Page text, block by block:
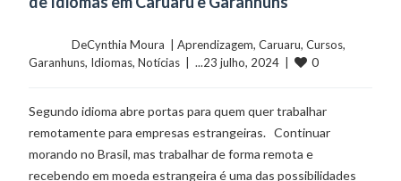
	    	DeCynthia Moura  |
Aprendizagem, Caruaru, Cursos
Garanhuns, Idiomas, Notícias
  |  ...23 julho, 2024  |
0
Segundo idioma abre portas para quem quer trabalhar
remotamente para empresas estrangeiras. Continuar
morando no Brasil, mas trabalhar de forma remota e
recebendo em moeda estrangeira é uma das possibilidades